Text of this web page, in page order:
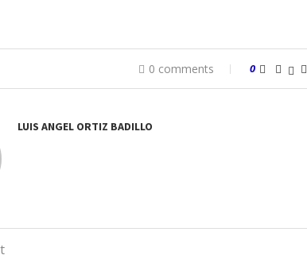
0 comments 0
LUIS ANGEL ORTIZ BADILLO